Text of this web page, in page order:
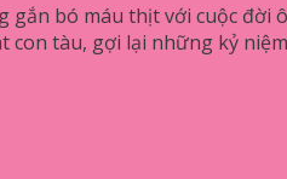
gắn bó máu thịt với cuộc đời
tàu, gợi lại những kỷ